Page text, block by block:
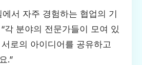
서 자주 경험하는 협업의 기
각 분야의 전문가들이 모여 있
로의 아이디어를 공유하고
.”